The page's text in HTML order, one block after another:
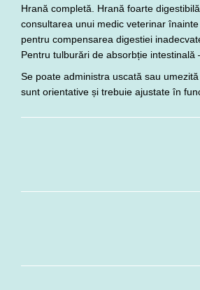
Hrană completă. Hrană foarte
consultarea unui medic veterinar înainte
pentru compensarea digestiei
Pentru tulburări de absorbție intestinală
Se poate administra uscată sau
sunt orientative și trebuie ajustate în